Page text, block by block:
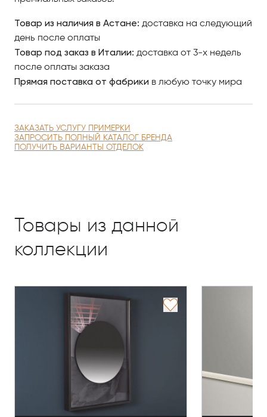
Товар из наличия в Астане: доставка на следующий
день после оплаты
Товар под заказ в Италии: доставка от 3-х недель
после оплаты заказа
Прямая поставка от фабрики в любую точку мира
ЗАКАЗАТЬ УСЛУГУ ПРИМЕРКИ
ЗАПРОСИТЬ ПОЛНЫЙ КАТАЛОГ БРЕНДА
ПОЛУЧИТЬ ВАРИАНТЫ ОТДЕЛОК
Товары из данной
коллекции